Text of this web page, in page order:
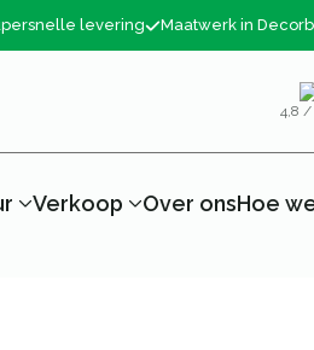
levering Maatwerk in
4,8 /
Verkoop Over onsHoe